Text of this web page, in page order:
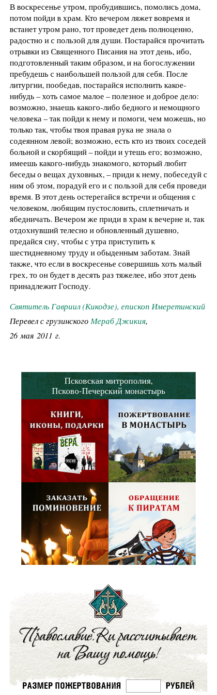
В воскресенье утром, пробудившись, помолись дома,
потом пойди в храм. Кто вечером ляжет вовремя и
встанет утром рано, тот проведет день полноценно,
радостно и с пользой для души. Постарайся прочитать
отрывки из Священного Писания на этот день, ибо,
подготовленный таким образом, и на богослужении
пребудешь с наибольшей пользой для себя. После
литургии, пообедав, постарайся исполнить какое-
нибудь – хоть самое малое – полезное и доброе дело:
возможно, знаешь какого-либо бедного и немощного
человека – так пойди к нему и помоги, чем можешь, но
только так, чтобы твоя правая рука не знала о
содеянном левой; возможно, есть кто из твоих соседей
больной и скорбящий – пойди и утешь его; возможно,
имеешь какого-нибудь знакомого, который любит
беседы о вещах духовных, – приди к нему, побеседуй с
ним об этом, порадуй его и с пользой для себя проведи
время. В этот день остерегайся встречи и общения с
человеком, любящим пустословить, сплетничать и
ябедничать. Вечером же приди в храм к вечерне и, так
отдохнувший телесно и обновленный душевно,
предайся сну, чтобы с утра приступить к
шестидневному труду и обыденным заботам. Знай
также, что если в воскресенье совершишь хоть малый
грех, то он будет в десять раз тяжелее, ибо этот день
принадлежит Господу.
Святитель Гавриил (Кикодзе), епископ Имеретинский
Перевел с грузинского Мераб Джикия,
26 мая 2011 г.
Псковская митрополия,
Псково-Печерский монастырь